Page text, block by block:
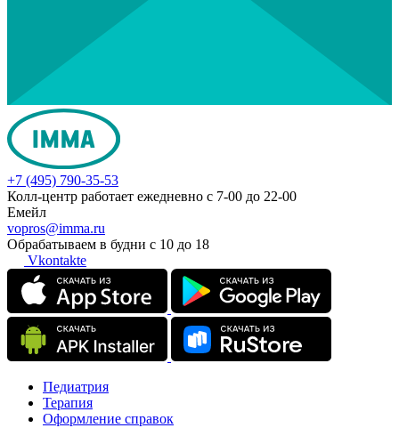
+7 (495) 790-35-53
Колл-центр работает ежедневно с 7-00 до 22-00
Емейл
vopros@imma.ru
Обрабатываем в будни с 10 до 18
Vkontakte
Педиатрия
Терапия
Оформление справок